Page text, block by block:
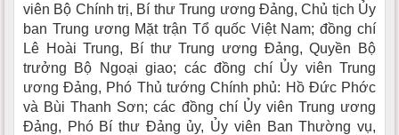
viên Bộ Chính trị, Bí thư Trung ương Đảng, Chủ tịch Ủy
ban Trung ương Mặt trận Tổ quốc Việt Nam; đồng chí
Lê Hoài Trung, Bí thư Trung ương Đảng, Quyền Bộ
trưởng Bộ Ngoại giao; các đồng chí Ủy viên Trung
ương Đảng, Phó Thủ tướng Chính phủ: Hồ Đức Phớc
và Bùi Thanh Sơn; các đồng chí Ủy viên Trung ương
Đảng, Phó Bí thư Đảng ủy, Ủy viên Ban Thường vụ,